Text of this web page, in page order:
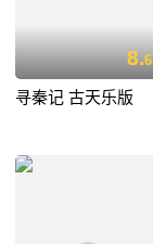
8.6
寻秦记 古天乐版